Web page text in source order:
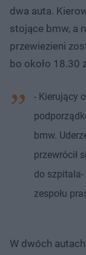
dwa auta.
stojące bmw, a
przewiezieni
bo około 18.30
- Kierujący
bmw.
przewrócił
do
zespołu
W dwóch